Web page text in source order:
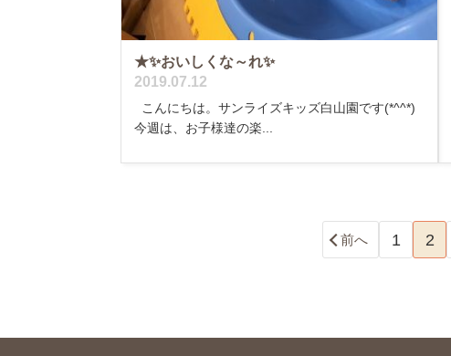
★✨おいしくな～れ✨
2019.07.12
こんにちは。サンライズキッズ白山園です(*^^*)
今週は、お子様達の楽...
前へ 1 2